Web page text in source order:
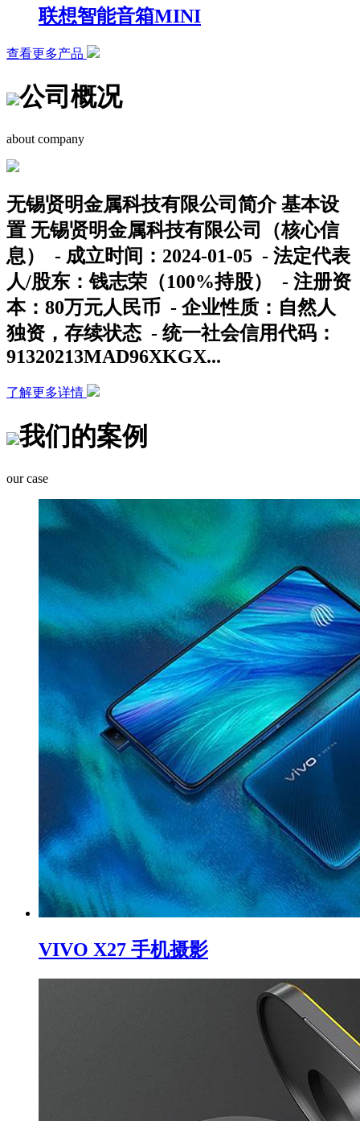
联想智能音箱MINI
查看更多产品
公司概况
about company
无锡贤明金属科技有限公司简介 基本设
置 无锡贤明金属科技有限公司（核心信
息） - 成立时间：2024-01-05 - 法定代表
人/股东：钱志荣（100%持股） - 注册资
本：80万元人民币 - 企业性质：自然人
独资，存续状态 - 统一社会信用代码：
91320213MAD96XKGX...
了解更多详情
我们的案例
our case
VIVO X27 手机摄影